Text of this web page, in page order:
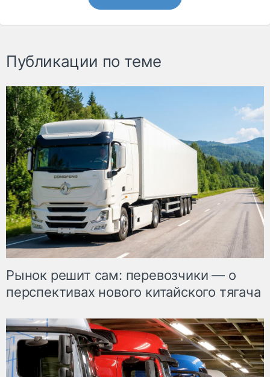
Публикации по теме
Рынок решит сам: перевозчики — о
перспективах нового китайского тягача